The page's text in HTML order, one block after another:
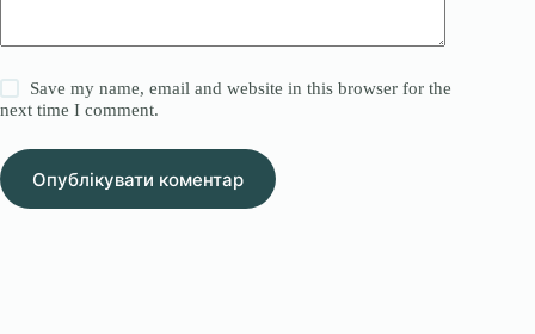
Save my name, email and website in this browser for the
next time I comment.
Опублікувати коментар